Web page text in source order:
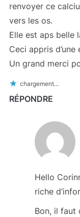
renvoyer ce
vers les os.
Elle est aps belle
Ceci appris d’une
Un grand merci
chargement…
RÉPONDRE
Hello
riche
Bon, il faut